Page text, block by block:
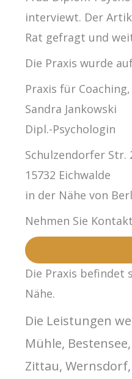
interviewt. Der
Rat gefragt und
Die Praxis wurde
Praxis für
Sandra Jankowski
Dipl.-Psychologin
Schulzendorfer Str.
15732 Eichwalde
in der Nähe von
Nehmen Sie
Die Praxis befindet
Nähe.
Die Leistungen
Mühle,
Zittau,